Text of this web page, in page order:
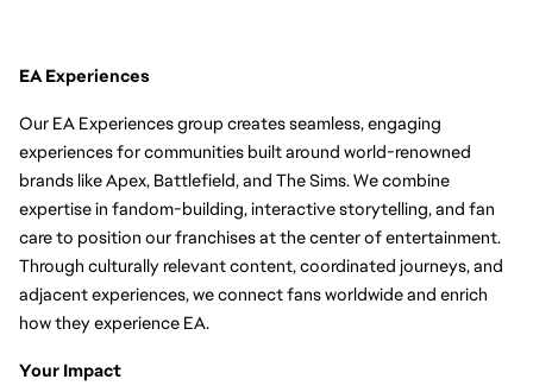
EA Experiences
Our EA Experiences group creates seamless, engaging
experiences for communities built around world-renowned
brands like Apex, Battlefield, and The Sims. We combine
expertise in fandom-building, interactive storytelling, and fan
care to position our franchises at the center of entertainment.
Through culturally relevant content, coordinated journeys, and
adjacent experiences, we connect fans worldwide and enrich
how they experience EA.
Your Impact